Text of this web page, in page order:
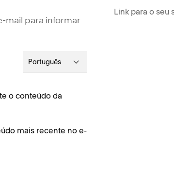
mail para informar
Português
o conteúdo da
mais recente no e-
Link para o seu